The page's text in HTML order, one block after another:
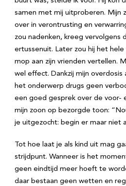
samen met mij uitproberen. Mijn
over in verontrusting en
zou nadenken, kreeg vervolgens
ertussenuit. Later zou hij het
mop aan zijn vrienden vertellen.
wel effect. Dankzij mijn overdosis
het onderwerp drugs geen
een goed gesprek over de voor-
mijn zoon op bezorgde toon:
je uitgezocht: begin er maar niet
Tot hoe laat je als kind uit mag
strijdpunt. Wanneer is het
geen eindtijd meer hoeft te
daar bestaan geen wetten en